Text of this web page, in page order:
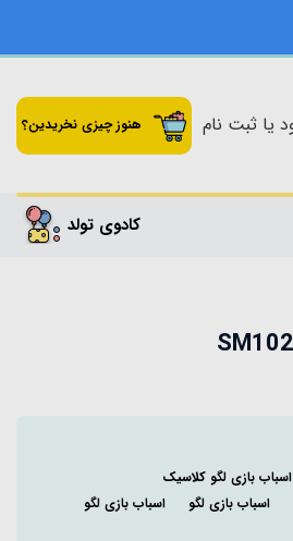
یا ثبت نام هنوز چیزی نخریدین؟
کادوی تولد
اسباب بازی لگو کلاسیک
اسباب بازی لگو
اسباب بازی لگو